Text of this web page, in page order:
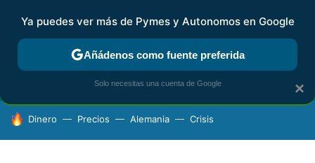
FISCALIDAD Y CONTABILIDAD KIT DIGITAL RENTA
HOY SE HABLA DE
Dinero Precios Alemania Crisis
×
Ya puedes ver más de Pymes y Autonomos en Google
Añádenos como fuente preferida
Solo necesitas una cuenta de Google